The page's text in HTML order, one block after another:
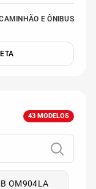
E ÔNIBUS
43 MODELOS
OM904LA